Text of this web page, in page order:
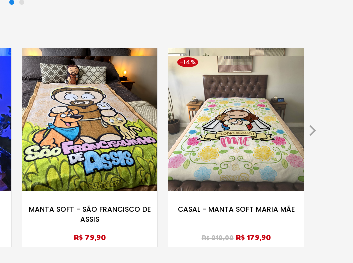
MANTA SOFT - SÃO FRANCISCO DE
ASSIS
R$ 79,90
-14%
CASAL - MANTA SOFT MARIA MÃE
R$ 210,00 R$ 179,90